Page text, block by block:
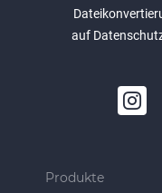
auf
Produkte